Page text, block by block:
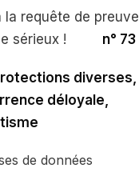
la requête de preuve
sérieux ! n° 73
diverses,
déloyale,
de données